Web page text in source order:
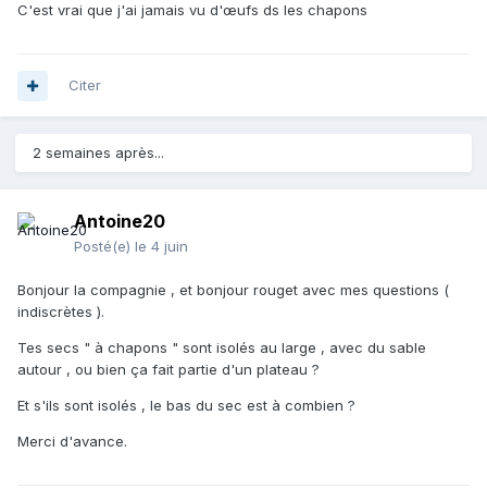
C'est vrai que j'ai jamais vu d'œufs ds les chapons
Citer
2 semaines après...
Antoine20
Posté(e) le 4 juin
Bonjour la compagnie , et bonjour rouget avec mes questions (
indiscrètes ).
Tes secs " à chapons " sont isolés au large , avec du sable
autour , ou bien ça fait partie d'un plateau ?
Et s'ils sont isolés , le bas du sec est à combien ?
Merci d'avance.